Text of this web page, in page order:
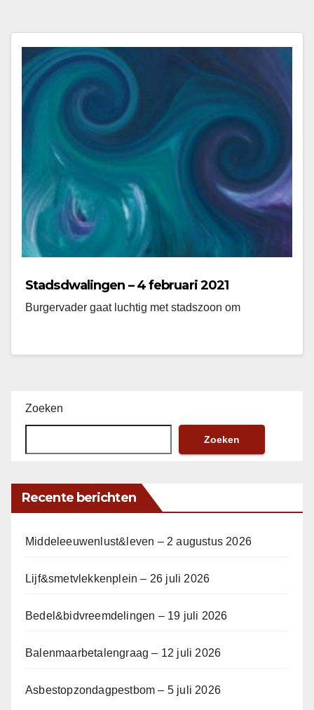
Stadsdwalingen – 4 februari 2021
Burgervader gaat luchtig met stadszoon om
Zoeken
Zoeken
Recente berichten
Middeleeuwenlust&leven – 2 augustus 2026
Lijf&smetvlekkenplein – 26 juli 2026
Bedel&bidvreemdelingen – 19 juli 2026
Balenmaarbetalengraag – 12 juli 2026
Asbestopzondagpestbom – 5 juli 2026